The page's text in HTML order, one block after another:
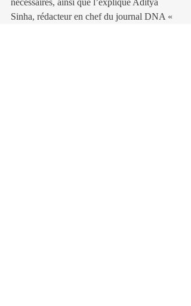
nécessaires, ainsi que l’explique Aditya
Sinha, rédacteur en chef du journal DNA «